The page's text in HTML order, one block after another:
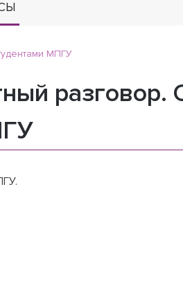
МПГУ
разговор.